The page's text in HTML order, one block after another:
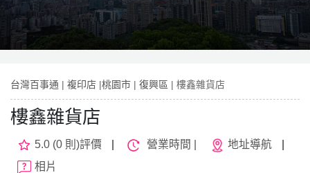
台灣百事通 | 複印店 |桃園市 | 復興區 | 樓鑫雜貨店
樓鑫雜貨店
5.0 (0 則)評價 營業時間 | 地址導航
相片